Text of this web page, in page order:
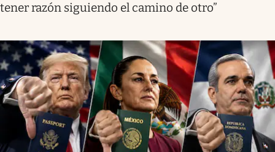
tener razón siguiendo el camino de otro”